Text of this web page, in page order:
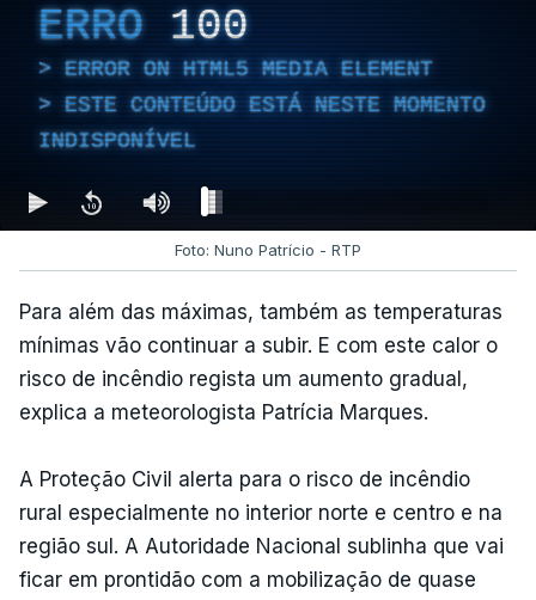
ERRO 100
ERROR ON HTML5 MEDIA ELEMENT
ESTE CONTEÚDO ESTÁ NESTE MOMENTO
INDISPONÍVEL
Foto: Nuno Patrício - RTP
Para além das máximas, também as temperaturas
mínimas vão continuar a subir. E com este calor o
risco de incêndio regista um aumento gradual,
explica a meteorologista Patrícia Marques.
A Proteção Civil alerta para o risco de incêndio
rural especialmente no interior norte e centro e na
região sul. A Autoridade Nacional sublinha que vai
ficar em prontidão com a mobilização de quase